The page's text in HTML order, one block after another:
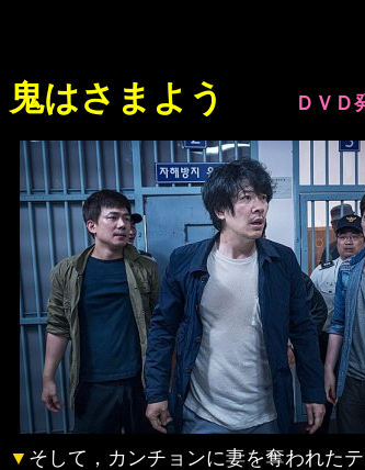
鬼はさまよう ＤＶＤ
▼ そして，カンチョンに妻を奪われた